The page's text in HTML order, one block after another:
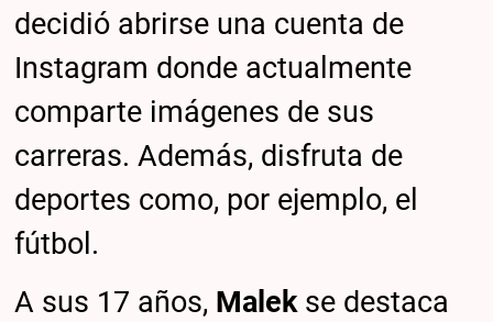
decidió abrirse una cuenta de
Instagram donde actualmente
comparte imágenes de sus
carreras. Además, disfruta de
deportes como, por ejemplo, el
fútbol.
A sus 17 años, Malek se destaca